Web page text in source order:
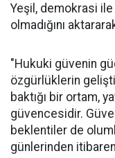
Yeşil, demokrasi ile
olmadığını
"Hukuki güvenin
özgürlüklerin
baktığı bir ortam,
güvencesidir.
beklentiler de
günlerinden